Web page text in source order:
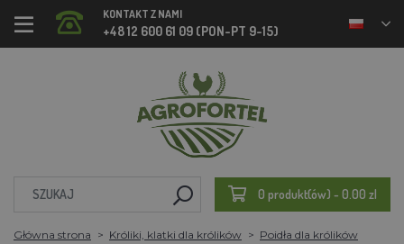
KONTAKT Z NAMI
+48 12 600 61 09 (PON-PT 9-15)
0 produkt(ów) - 0.00 zl
Główna strona Króliki, klatki dla królików
Poidła dla królików